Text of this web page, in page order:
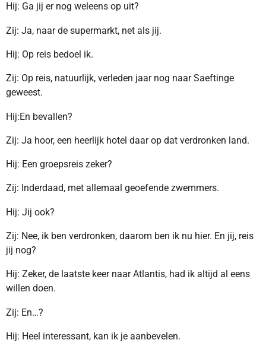
Hij: Ga jij er nog weleens op uit?
Zij: Ja, naar de supermarkt, net als jij.
Hij: Op reis bedoel ik.
Zij: Op reis, natuurlijk, verleden jaar nog naar Saeftinge
geweest.
Hij:En bevallen?
Zij: Ja hoor, een heerlijk hotel daar op dat verdronken land.
Hij: Een groepsreis zeker?
Zij: Inderdaad, met allemaal geoefende zwemmers.
Hij: Jij ook?
Zij: Nee, ik ben verdronken, daarom ben ik nu hier. En jij, reis
jij nog?
Hij: Zeker, de laatste keer naar Atlantis, had ik altijd al eens
willen doen.
Zij: En…?
Hij: Heel interessant, kan ik je aanbevelen.